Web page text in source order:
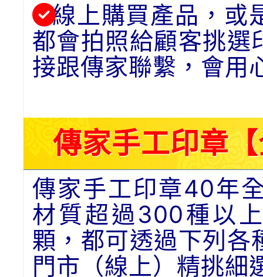
線上購買產品，或
都會拍照給顧客挑選
接跟傳家聯繫，會用
傳家手工印章
傳家手工印章40年
材質超過300種以
顆，都可透過下列各
門市（線上）精挑細